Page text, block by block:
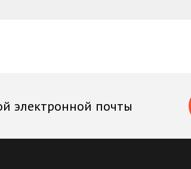
электронной почты